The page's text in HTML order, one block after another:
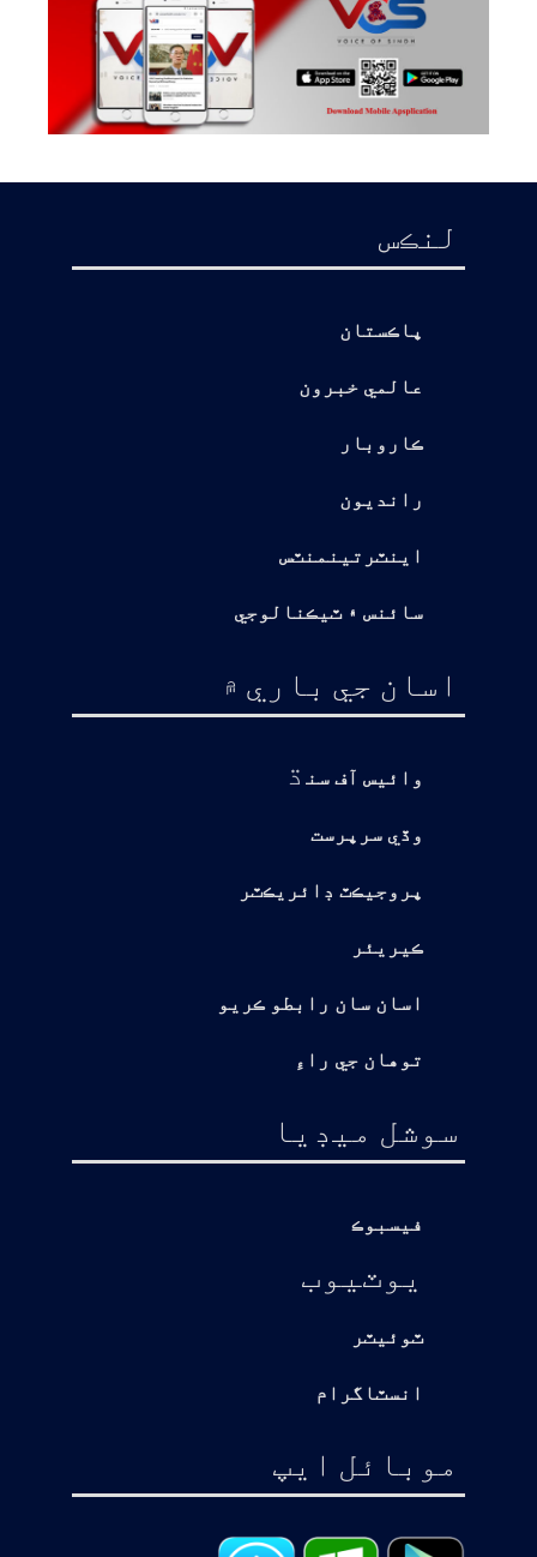
لنڪس
پاڪستان
عالمي خبرون
ڪاروبار
رانديون
اينٽرتينمنٽس
سائنس ۽ ٽيڪنالوجي
اسان جي باري ۾
وائيس آف سن ڌ
وڏي سرپرست
پروجيڪٽ ڊائريڪٽر
ڪيريئر
اسان سان رابطو ڪريو
توهان جي راءِ
سوشل ميڊيا
فيسبوڪ
يوٽيوب
ٽوئيٽر
انسٽاگرام
موبائل ايپ